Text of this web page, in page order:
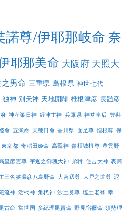
諾尊/伊耶那岐命 奈
耶那美命 大阪府 天照大
男命 三重県 島根県 神世七代
独神 別天神 天地開闢 椎根津彦 長髄彦
神産巣日神 経津主神 兵庫県 神功皇后 豊斟
命 五瀬命 天穂日命 香川県 面足尊 惶根尊 保
東京都 奇稲田姫命 高龗神 青橿城根尊 豊雲野
皇彦霊尊 宇迦之御魂大神 弟猾 住吉大神 表筒
三名狭漏彦八島野命 大苫辺尊 大戸之道尊 泥
流神 活杙神 角杙神 沙土煑尊 塩土老翁 幸
古命 常世国 多紀理毘賣命 野見宿禰命 須勢理